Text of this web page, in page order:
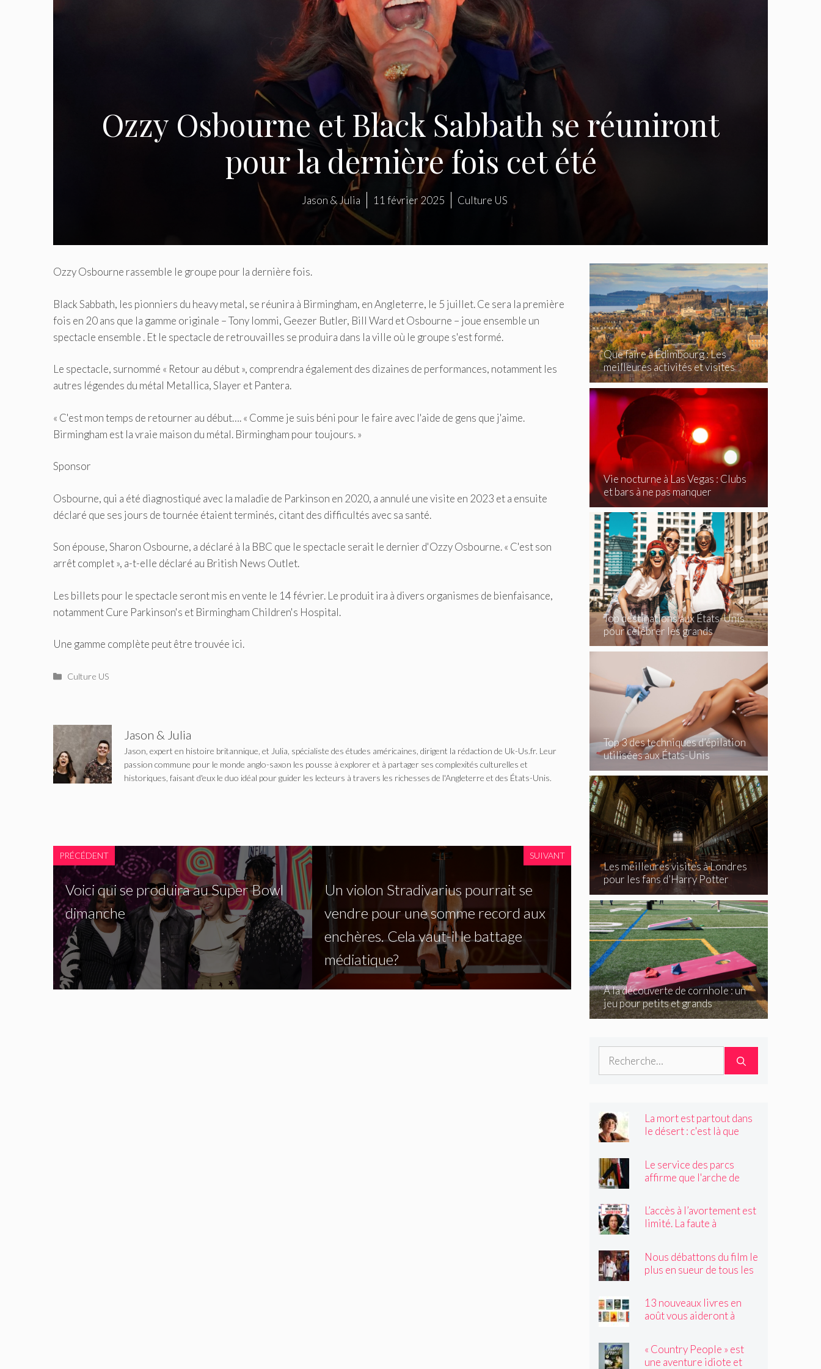
Ozzy Osbourne et Black Sabbath se réuniront
pour la dernière fois cet été
Jason & Julia 11 février 2025 Culture US
Ozzy Osbourne rassemble le groupe pour la dernière fois.
Black Sabbath, les pionniers du heavy metal, se réunira à Birmingham, en Angleterre, le 5 juillet. Ce sera la première
fois en 20 ans que la gamme originale – Tony Iommi, Geezer Butler, Bill Ward et Osbourne – joue ensemble un
spectacle ensemble . Et le spectacle de retrouvailles se produira dans la ville où le groupe s'est formé.
Le spectacle, surnommé « Retour au début », comprendra également des dizaines de performances, notamment les
autres légendes du métal Metallica, Slayer et Pantera.
« C'est mon temps de retourner au début…. « Comme je suis béni pour le faire avec l'aide de gens que j'aime.
Birmingham est la vraie maison du métal. Birmingham pour toujours. »
Sponsor
Osbourne, qui a été diagnostiqué avec la maladie de Parkinson en 2020, a annulé une visite en 2023 et a ensuite
déclaré que ses jours de tournée étaient terminés, citant des difficultés avec sa santé.
Son épouse, Sharon Osbourne, a déclaré à la BBC que le spectacle serait le dernier d'Ozzy Osbourne. « C'est son
arrêt complet », a-t-elle déclaré au British News Outlet.
Les billets pour le spectacle seront mis en vente le 14 février. Le produit ira à divers organismes de bienfaisance,
notamment Cure Parkinson's et Birmingham Children's Hospital.
Une gamme complète peut être trouvée ici.
Catégories
Culture US
Jason & Julia
Jason, expert en histoire britannique, et Julia, spécialiste des études américaines, dirigent la rédaction de Uk-Us.fr. Leur
passion commune pour le monde anglo-saxon les pousse à explorer et à partager ses complexités culturelles et
historiques, faisant d'eux le duo idéal pour guider les lecteurs à travers les richesses de l'Angleterre et des États-Unis.
PRÉCÉDENT
Voici qui se produira au Super Bowl
dimanche
SUIVANT
Un violon Stradivarius pourrait se
vendre pour une somme record aux
enchères. Cela vaut-il le battage
médiatique?
Que faire à Édimbourg : Les
meilleures activités et visites
incontournables
Vie nocturne à Las Vegas : Clubs
et bars à ne pas manquer
Top destinations aux États-Unis
pour célébrer les grands
événements
Top 3 des techniques d’épilation
utilisées aux États-Unis
Les meilleures visites à Londres
pour les fans d’Harry Potter
À la découverte de cornhole : un
jeu pour petits et grands
Rechercher :
La mort est partout dans
le désert : c'est là que
Le service des parcs
affirme que l'arche de
Pourrait-il être déplacé ?
L’accès à l’avortement est
limité. La faute à
Nous débattons du film le
plus en sueur de tous les
13 nouveaux livres en
août vous aideront à
« Country People » est
une aventure idiote et